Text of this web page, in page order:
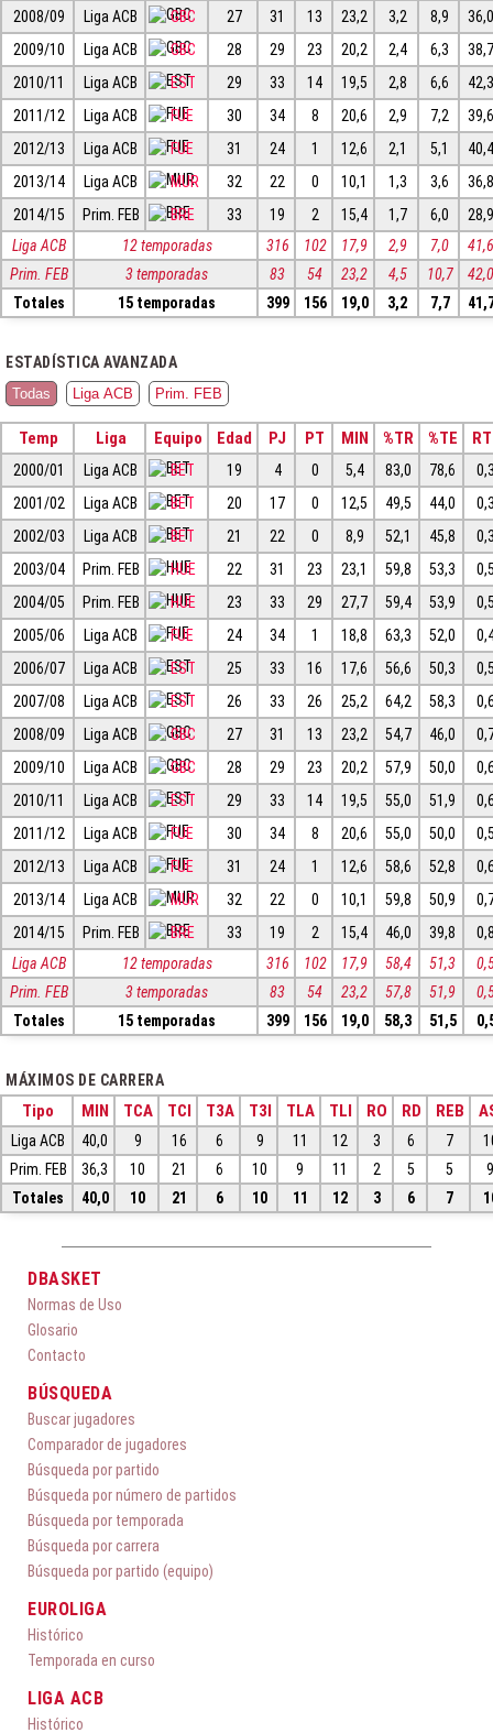
2008/09
Liga ACB GBC 27 31 13 23,2 3,2 8,9
2009/10
Liga ACB GBC 28 29 23 20,2 2,4 6,3
2010/11
Liga ACB EST 29 33 14 19,5 2,8 6,6
2011/12
Liga ACB FUE 30 34 8 20,6 2,9 7,2
2012/13
Liga ACB FUE 31 24 1 12,6 2,1 5,1
2013/14
Liga ACB MUR 32 22 0 10,1 1,3 3,6
2014/15
Prim. FEB BRE 33 19 2 15,4 1,7 6,0
Liga ACB
12 temporadas 316 102 17,9 2,9 7,0
Prim. FEB
3 temporadas 83 54 23,2 4,5 10,7
Totales
15 temporadas 399 156 19,0 3,2 7,7
ESTADÍSTICA AVANZADA
Todas Liga ACB Prim. FEB
Temp Liga Equipo Edad PJ PT MIN %TR %TE
2000/01 Liga ACB BET 19 4 0 5,4 83,0 78,6
2001/02
Liga ACB BET 20 17 0 12,5 49,5 44,0
2002/03
Liga ACB BET 21 22 0 8,9 52,1 45,8
2003/04
Prim. FEB HUE 22 31 23 23,1 59,8 53,3
2004/05
Prim. FEB HUE 23 33 29 27,7 59,4 53,9
2005/06
Liga ACB FUE 24 34 1 18,8 63,3 52,0
2006/07
Liga ACB EST 25 33 16 17,6 56,6 50,3
2007/08
Liga ACB EST 26 33 26 25,2 64,2 58,3
2008/09
Liga ACB GBC 27 31 13 23,2 54,7 46,0
2009/10
Liga ACB GBC 28 29 23 20,2 57,9 50,0
2010/11
Liga ACB EST 29 33 14 19,5 55,0 51,9
2011/12
Liga ACB FUE 30 34 8 20,6 55,0 50,0
2012/13
Liga ACB FUE 31 24 1 12,6 58,6 52,8
2013/14
Liga ACB MUR 32 22 0 10,1 59,8 50,9
2014/15
Prim. FEB BRE 33 19 2 15,4 46,0 39,8
Liga ACB
12 temporadas 316 102 17,9 58,4 51,3
Prim. FEB
3 temporadas 83 54 23,2 57,8 51,9
Totales
15 temporadas 399 156 19,0 58,3 51,5
MÁXIMOS DE CARRERA
Tipo MIN TCA TCI T3A T3I TLA TLI RO RD REB
Liga ACB 40,0 9 16 6 9 11 12 3 6 7
Prim. FEB
36,3 10 21 6 10 9 11 2 5 5
Totales
40,0 10 21 6 10 11 12 3 6 7
DBASKET
Normas de Uso
Glosario
Contacto
BÚSQUEDA
Buscar jugadores
Comparador de jugadores
Búsqueda por partido
Búsqueda por número de partidos
Búsqueda por temporada
Búsqueda por carrera
Búsqueda por partido (equipo)
EUROLIGA
Histórico
Temporada en curso
LIGA ACB
Histórico